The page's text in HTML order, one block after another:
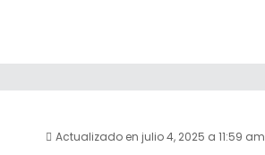
Actualizado en julio 4, 2025 a 11:59 am